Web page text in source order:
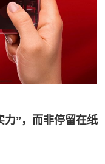
力”，而非停留在纸